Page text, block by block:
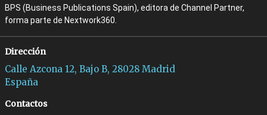
BPS (Business Publications Spain), editora de Channel Partner,
forma parte de Nextwork360.
Dirección
Calle Azcona 12, Bajo B, 28028 Madrid
España
Contactos